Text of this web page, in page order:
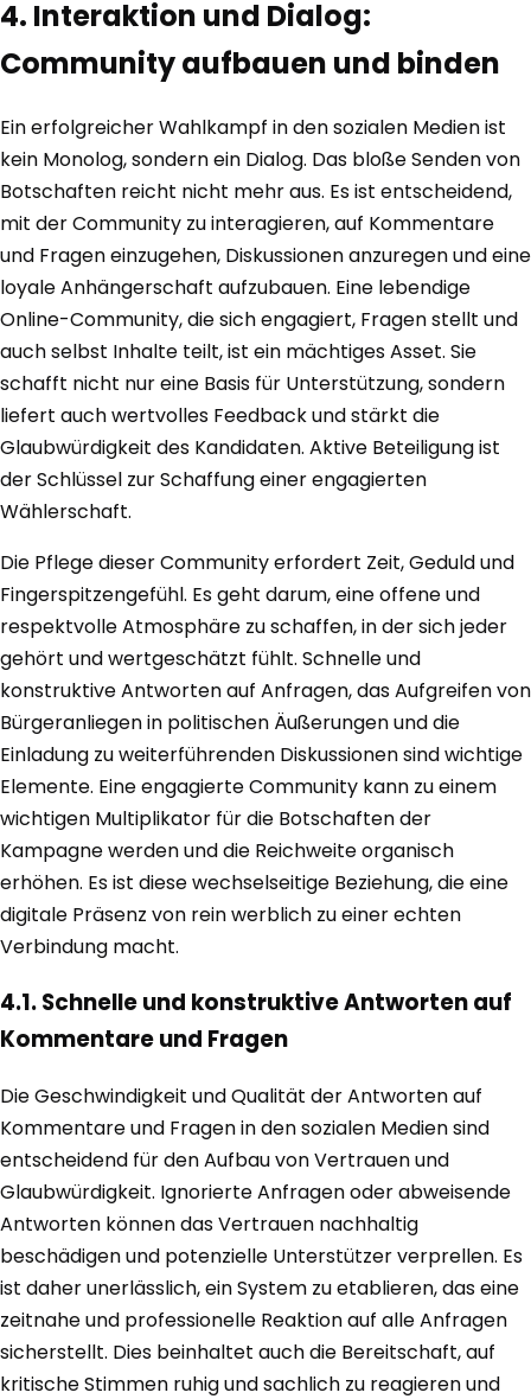
4. Interaktion und Dialog:
Community aufbauen und binden
Ein erfolgreicher Wahlkampf in den sozialen Medien ist
kein Monolog, sondern ein Dialog. Das bloße Senden von
Botschaften reicht nicht mehr aus. Es ist entscheidend,
mit der Community zu interagieren, auf Kommentare
und Fragen einzugehen, Diskussionen anzuregen und eine
loyale Anhängerschaft aufzubauen. Eine lebendige
Online-Community, die sich engagiert, Fragen stellt und
auch selbst Inhalte teilt, ist ein mächtiges Asset. Sie
schafft nicht nur eine Basis für Unterstützung, sondern
liefert auch wertvolles Feedback und stärkt die
Glaubwürdigkeit des Kandidaten. Aktive Beteiligung ist
der Schlüssel zur Schaffung einer engagierten
Wählerschaft.
Die Pflege dieser Community erfordert Zeit, Geduld und
Fingerspitzengefühl. Es geht darum, eine offene und
respektvolle Atmosphäre zu schaffen, in der sich jeder
gehört und wertgeschätzt fühlt. Schnelle und
konstruktive Antworten auf Anfragen, das Aufgreifen von
Bürgeranliegen in politischen Äußerungen und die
Einladung zu weiterführenden Diskussionen sind wichtige
Elemente. Eine engagierte Community kann zu einem
wichtigen Multiplikator für die Botschaften der
Kampagne werden und die Reichweite organisch
erhöhen. Es ist diese wechselseitige Beziehung, die eine
digitale Präsenz von rein werblich zu einer echten
Verbindung macht.
4.1. Schnelle und konstruktive Antworten auf
Kommentare und Fragen
Die Geschwindigkeit und Qualität der Antworten auf
Kommentare und Fragen in den sozialen Medien sind
entscheidend für den Aufbau von Vertrauen und
Glaubwürdigkeit. Ignorierte Anfragen oder abweisende
Antworten können das Vertrauen nachhaltig
beschädigen und potenzielle Unterstützer verprellen. Es
ist daher unerlässlich, ein System zu etablieren, das eine
zeitnahe und professionelle Reaktion auf alle Anfragen
sicherstellt. Dies beinhaltet auch die Bereitschaft, auf
kritische Stimmen ruhig und sachlich zu reagieren und